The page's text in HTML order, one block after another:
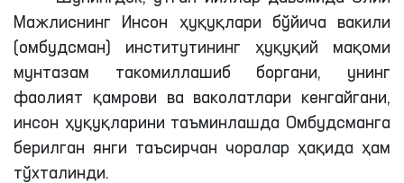
Мажлиснинг Инсон ҳуқуқлари бўйича вакили
(омбудсман) институтининг ҳуқуқий мақоми
мунтазам такомиллашиб боргани, унинг
фаолият қамрови ва ваколатлари кенгайгани,
инсон ҳуқуқларини таъминлашда Омбудсманга
берилган янги таъсирчан чоралар ҳақида ҳам
тўхталинди.